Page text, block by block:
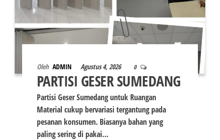
Oleh ADMIN Agustus 4, 2026 0
PARTISI GESER SUMEDANG
Partisi Geser Sumedang untuk Ruangan
Material cukup bervariasi tergantung pada
pesanan konsumen. Biasanya bahan yang
paling sering di pakai…